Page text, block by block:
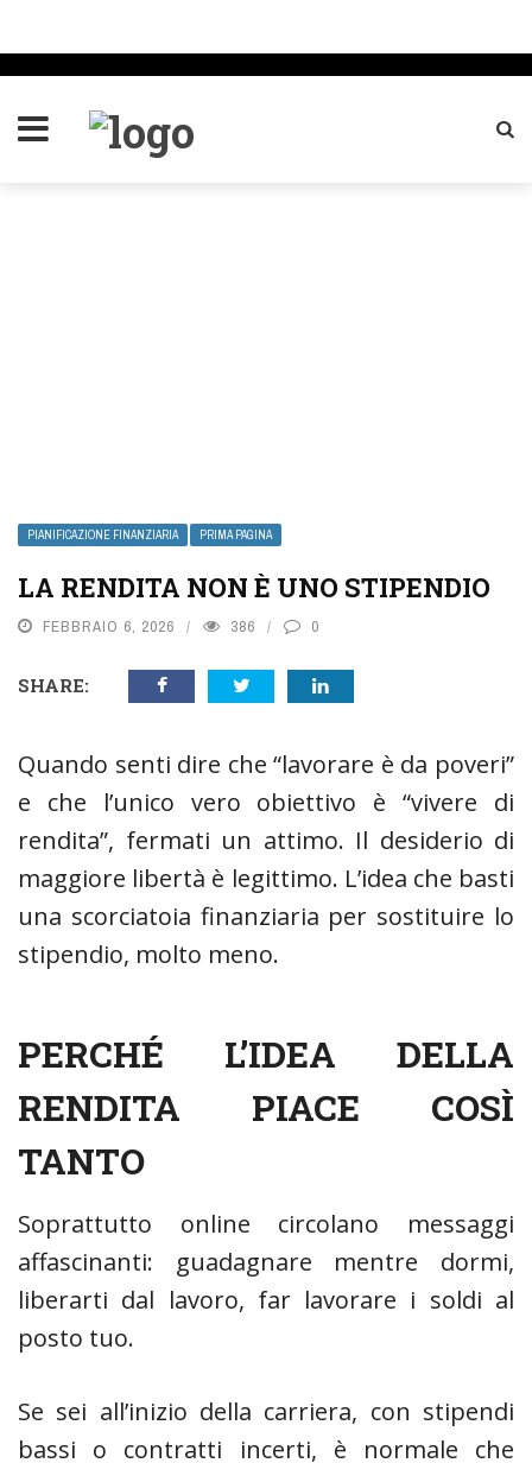
PIANIFICAZIONE FINANZIARIA PRIMA PAGINA
LA RENDITA NON È UNO STIPENDIO
FEBBRAIO 6, 2026 386 0
SHARE:
Quando senti dire che “lavorare è da poveri”
e che l’unico vero obiettivo è “vivere di
rendita”, fermati un attimo. Il desiderio di
maggiore libertà è legittimo. L’idea che basti
una scorciatoia finanziaria per sostituire lo
stipendio, molto meno.
PERCHÉ L’IDEA DELLA
RENDITA PIACE COSÌ
TANTO
Soprattutto online circolano messaggi
affascinanti: guadagnare mentre dormi,
liberarti dal lavoro, far lavorare i soldi al
posto tuo.
Se sei all’inizio della carriera, con stipendi
bassi o contratti incerti, è normale che